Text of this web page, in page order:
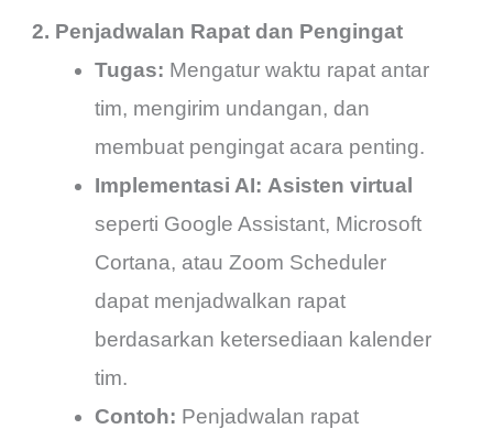
2. Penjadwalan Rapat dan Pengingat
Tugas: Mengatur waktu rapat antar
tim, mengirim undangan, dan
membuat pengingat acara penting.
Implementasi AI: Asisten virtual
seperti Google Assistant, Microsoft
Cortana, atau Zoom Scheduler
dapat menjadwalkan rapat
berdasarkan ketersediaan kalender
tim.
Contoh: Penjadwalan rapat